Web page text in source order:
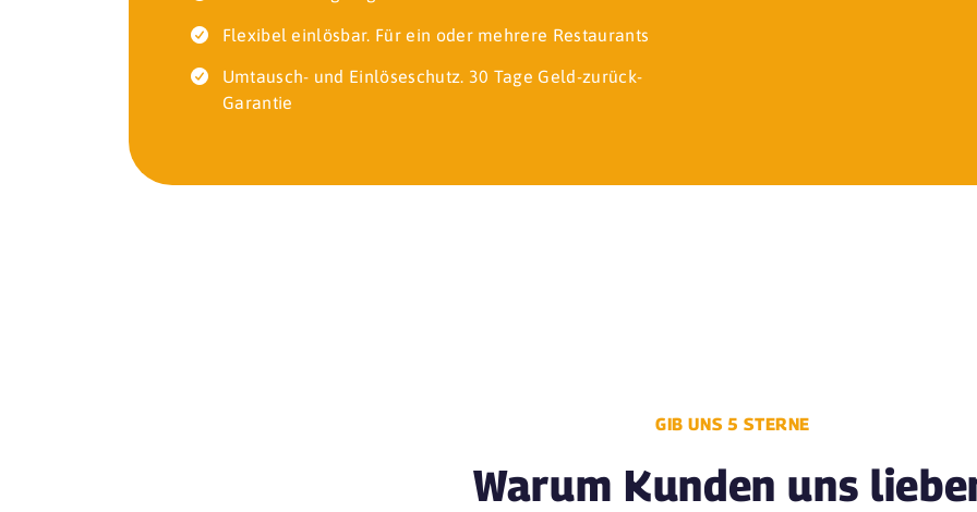
Flexibel einlösbar. Für ein oder mehrere Restaurants
Umtausch- und Einlöseschutz. 30 Tage Geld-zurück-
Garantie
GIB UNS 5 STERNE
Warum Kunden uns